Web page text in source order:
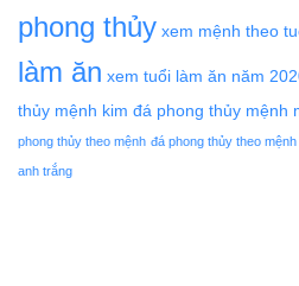
phong thủy xem mệnh theo
làm ăn xem tuổi làm ăn năm
thủy mệnh kim đá phong thủy mệnh
phong thủy theo mệnh đá phong thủy theo mệnh
anh trắng